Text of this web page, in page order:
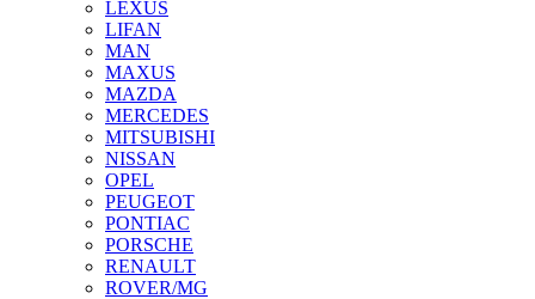
LEXUS
LIFAN
MAN
MAXUS
MAZDA
MERCEDES
MITSUBISHI
NISSAN
OPEL
PEUGEOT
PONTIAC
PORSCHE
RENAULT
ROVER/MG